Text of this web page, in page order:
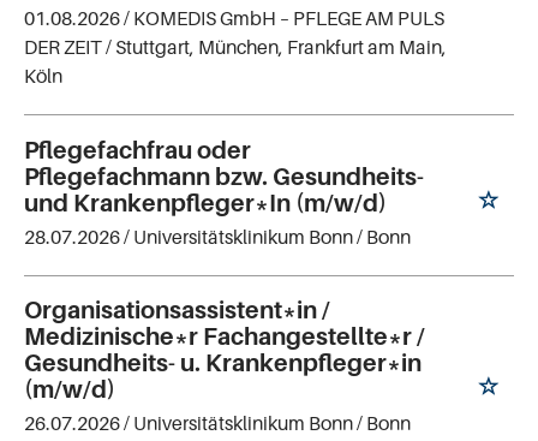
01.08.2026 / KOMEDIS GmbH – PFLEGE AM PULS
DER ZEIT/ Stuttgart, München, Frankfurt am Main,
Köln
Pflegefachfrau oder
Pflegefachmann bzw. Gesundheits-
und Krankenpfleger*In (m/w/d)
28.07.2026 / Universitätsklinikum Bonn/ Bonn
Organisationsassistent*in /
Medizinische*r Fachangestellte*r /
Gesundheits- u. Krankenpfleger*in
(m/w/d)
26.07.2026 / Universitätsklinikum Bonn/ Bonn